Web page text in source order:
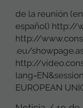
de la reunión
español) http://
http://
.eu/
http://
EUROPEAN